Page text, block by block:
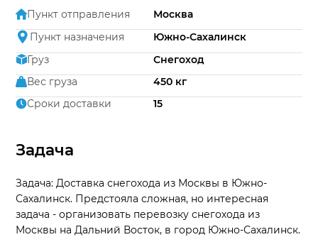
Пункт отправления
Москва
Пункт назначения
Южно-Сахалинск
Груз
Снегоход
Вес груза
450 кг
Сроки доставки
15
Задача
Задача: Доставка снегохода из Москвы в Южно-
Сахалинск. Предстояла сложная, но интересная
задача - организовать перевозку снегохода из
Москвы на Дальний Восток, в город Южно-Сахалинск.